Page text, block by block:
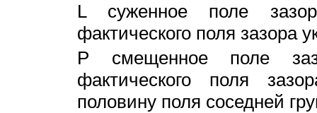
L суженное поле
фактического поля зазора
P смещенное поле
фактического поля
половину поля соседней